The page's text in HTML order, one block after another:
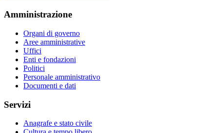
Amministrazione
Organi di governo
Aree amministrative
Uffici
Enti e fondazioni
Politici
Personale amministrativo
Documenti e dati
Servizi
Anagrafe e stato civile